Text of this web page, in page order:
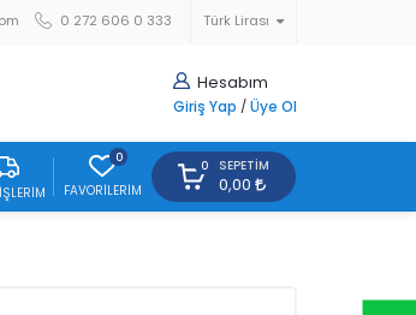
Türk Lirası
0 272 606 0 333
Hesabım
Giriş Yap / Üye Ol
0
FAVORILERIM
0 SEPETIM
0,00